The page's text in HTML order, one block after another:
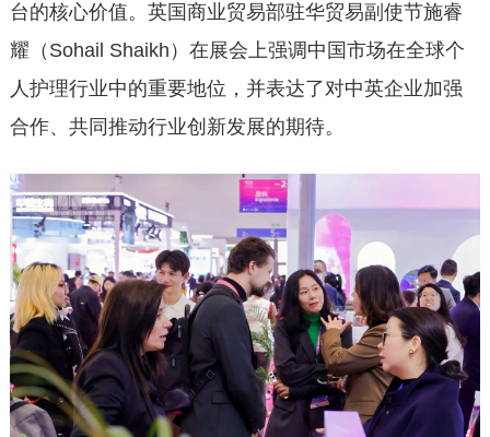
台的核心价值。英国商业贸易部驻华贸易副使节施睿
耀（Sohail Shaikh）在展会上强调中国市场在全球个
人护理行业中的重要地位，并表达了对中英企业加强
合作、共同推动行业创新发展的期待。